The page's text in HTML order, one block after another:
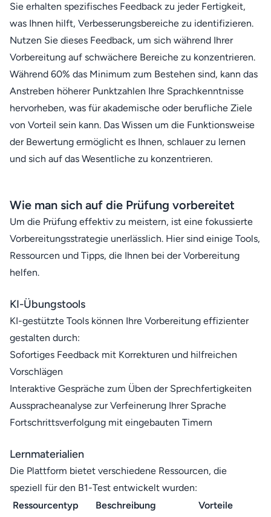
Sie erhalten spezifisches Feedback zu jeder Fertigkeit,
was Ihnen hilft, Verbesserungsbereiche zu identifizieren.
Nutzen Sie dieses Feedback, um sich während Ihrer
Vorbereitung auf schwächere Bereiche zu konzentrieren.
Während 60% das Minimum zum Bestehen sind, kann das
Anstreben höherer Punktzahlen Ihre Sprachkenntnisse
hervorheben, was für akademische oder berufliche Ziele
von Vorteil sein kann. Das Wissen um die Funktionsweise
der Bewertung ermöglicht es Ihnen, schlauer zu lernen
und sich auf das Wesentliche zu konzentrieren.
Wie man sich auf die Prüfung vorbereitet
Um die Prüfung effektiv zu meistern, ist eine fokussierte
Vorbereitungsstrategie unerlässlich. Hier sind einige Tools,
Ressourcen und Tipps, die Ihnen bei der Vorbereitung
helfen.
KI-Übungstools
KI-gestützte Tools können Ihre Vorbereitung effizienter
gestalten durch:
Sofortiges Feedback mit Korrekturen und hilfreichen
Vorschlägen
Interaktive Gespräche zum Üben der Sprechfertigkeiten
Ausspracheanalyse zur Verfeinerung Ihrer Sprache
Fortschrittsverfolgung mit eingebauten Timern
Lernmaterialien
Die Plattform bietet verschiedene Ressourcen, die
speziell für den B1-Test entwickelt wurden:
Ressourcentyp
Beschreibung Vorteile